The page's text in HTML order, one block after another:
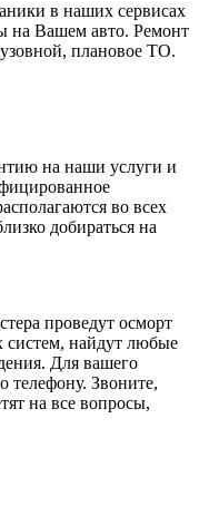
в наших сервисах
на Вашем авто. Ремонт
плановое ТО.
на наши услуги и
во всех
добираться на
проведут осморт
систем, найдут любые
Для вашего
телефону. Звоните,
на все вопросы,